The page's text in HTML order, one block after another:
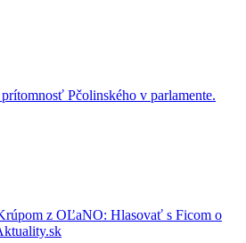
Pčolinského v parlamente.
z OĽaNO: Hlasovať s Ficom o